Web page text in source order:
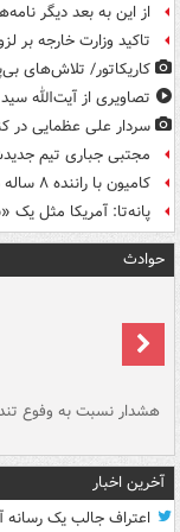
از این به بعد دیگر
تاکید وزارت خارجه بر
کاریکاتور/ تلاش‌های
تصاویری از آیت‌الله
سردار علی عظمایی در
مجتبی جباری تیم
کامیون با راننده ۸ ساله در اصفهان توقیف شد
پانه‌تا: آمریکا مثل
حوادث
هشدار نسبت به وفوع
آخرین اخبار
اعتراف جالب یک